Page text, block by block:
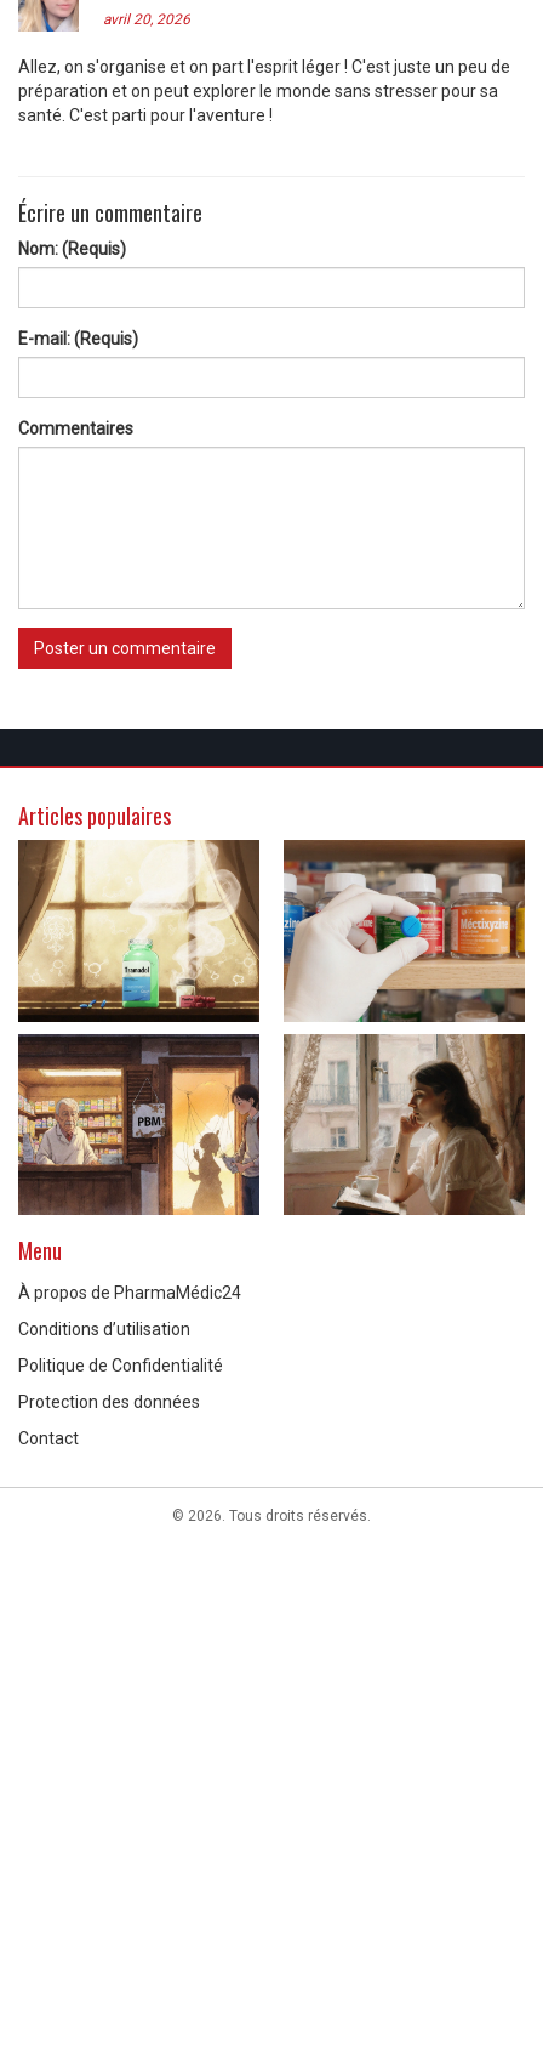
avril 20, 2026
Allez, on s'organise et on part l'esprit léger ! C'est juste un peu de
préparation et on peut explorer le monde sans stresser pour sa
santé. C'est parti pour l'aventure !
Écrire un commentaire
Nom: (Requis)
E-mail: (Requis)
Commentaires
Poster un commentaire
Articles populaires
Menu
À propos de PharmaMédic24
Conditions d’utilisation
Politique de Confidentialité
Protection des données
Contact
© 2026. Tous droits réservés.